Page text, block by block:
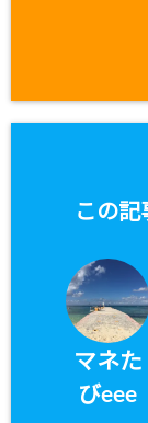
この記
マネた
びeee